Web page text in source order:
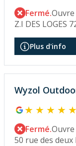
Fermé.Ouvre
Z.I DES LOGES
Plus d'info
Wyzol
Fermé.Ouvre
50 rue des